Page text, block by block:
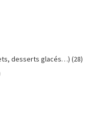
desserts glacés…) (28)